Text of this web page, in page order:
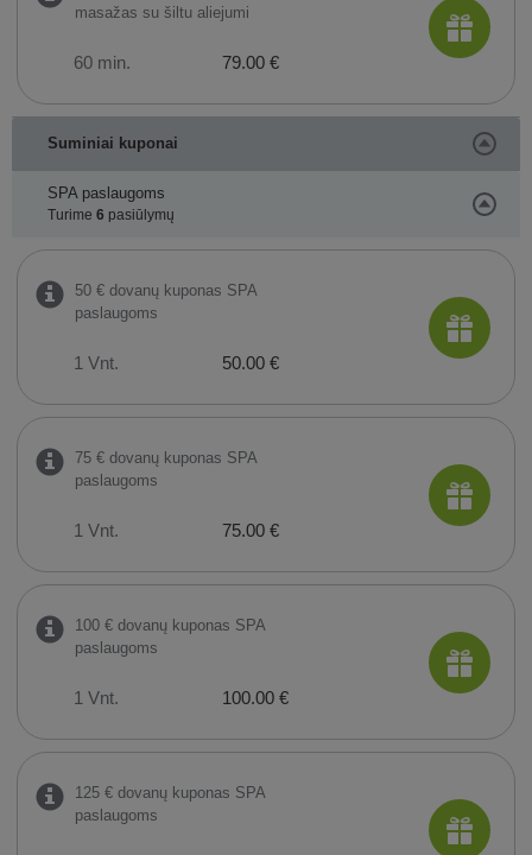
masažas su šiltu aliejumi
60 min. 79.00 €
Suminiai kuponai
SPA paslaugoms
Turime 6 pasiūlymų
50 € dovanų kuponas SPA
paslaugoms
1 Vnt. 50.00 €
75 € dovanų kuponas SPA
paslaugoms
1 Vnt. 75.00 €
100 € dovanų kuponas SPA
paslaugoms
1 Vnt. 100.00 €
125 € dovanų kuponas SPA
paslaugoms